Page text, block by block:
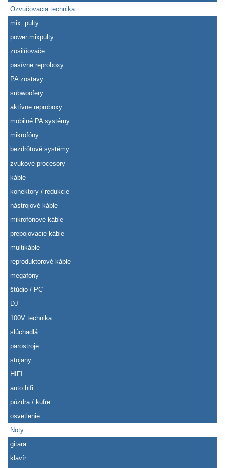
Ozvučovacia technika
mix. pulty
power mixpulty
zosilňovače
pasívne reproboxy
PA zostavy
subwoofery
aktívne reproboxy
mobilné PA systémy
mikrofóny
bezdrôtové systémy
zvukové procesory
káble
konektory / redukcie
nástrojové káble
mikrofónové káble
prepojovacie káble
multikáble
reproduktorové káble
megafóny
štúdio / PC
DJ
100V technika
slúchadlá
parostroje
stojany
HIFI
auto hifi
púzdra / kufre
osvetlenie
Noty
gitara
klavír